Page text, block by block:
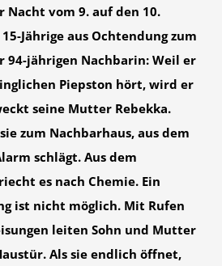
Nacht vom 9. auf den 10.
Jährige aus Ochtendung zum
94-jährigen Nachbarin: Weil er
Piepston hört, wird er
seine Mutter Rebekka.
zum Nachbarhaus, aus dem
schlägt. Aus dem
es nach Chemie. Ein
ist nicht möglich. Mit Rufen
leiten Sohn und Mutter
Als sie endlich öffnet,